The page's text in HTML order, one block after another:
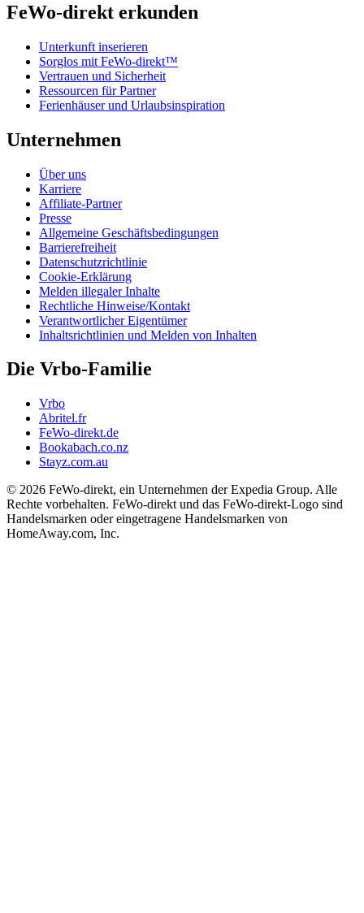
FeWo-direkt erkunden
Unterkunft inserieren
Sorglos mit FeWo-direkt™
Vertrauen und Sicherheit
Ressourcen für Partner
Ferienhäuser und Urlaubsinspiration
Unternehmen
Über uns
Karriere
Affiliate-Partner
Presse
Allgemeine Geschäftsbedingungen
Barrierefreiheit
Datenschutzrichtlinie
Cookie-Erklärung
Melden illegaler Inhalte
Rechtliche Hinweise/Kontakt
Verantwortlicher Eigentümer
Inhaltsrichtlinien und Melden von Inhalten
Die Vrbo-Familie
Vrbo
Abritel.fr
FeWo-direkt.de
Bookabach.co.nz
Stayz.com.au
© 2026 FeWo-direkt, ein Unternehmen der Expedia Group. Alle
Rechte vorbehalten. FeWo-direkt und das FeWo-direkt-Logo sind
Handelsmarken oder eingetragene Handelsmarken von
HomeAway.com, Inc.